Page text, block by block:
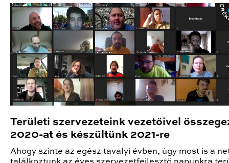
Területi szervezeteink vezetőivel
2020-at és készültünk 2021-re
Ahogy szinte az egész tavalyi évben, úgy most is a